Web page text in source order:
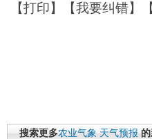
【打印】【我要纠错】【
搜索更多农业气象 天气预报 的